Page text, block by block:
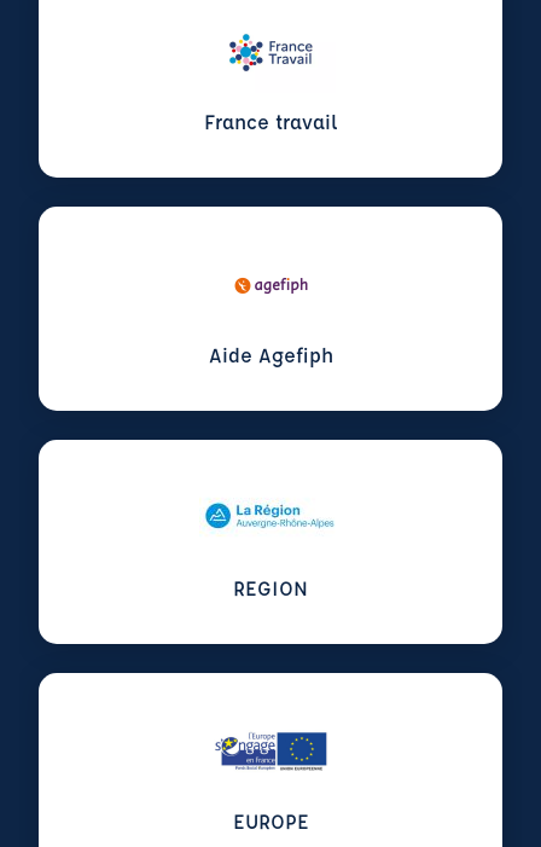
France travail
Aide Agefiph
REGION
EUROPE